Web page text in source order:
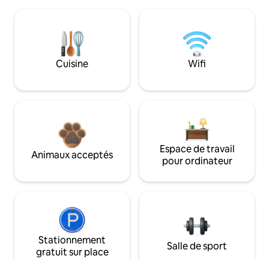
Cuisine Wifi
Animaux acceptés
Espace de travail
pour ordinateur
Stationnement
gratuit sur place
Salle de sport